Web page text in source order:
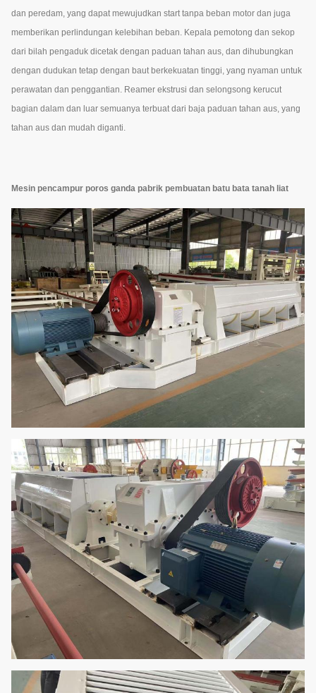
dan peredam, yang dapat mewujudkan start tanpa beban motor dan juga
memberikan perlindungan kelebihan beban. Kepala pemotong dan sekop
dari bilah pengaduk dicetak dengan paduan tahan aus, dan dihubungkan
dengan dudukan tetap dengan baut berkekuatan tinggi, yang nyaman untuk
perawatan dan penggantian. Reamer ekstrusi dan selongsong kerucut
bagian dalam dan luar semuanya terbuat dari baja paduan tahan aus, yang
tahan aus dan mudah diganti.
Mesin pencampur poros ganda pabrik pembuatan batu bata tanah liat